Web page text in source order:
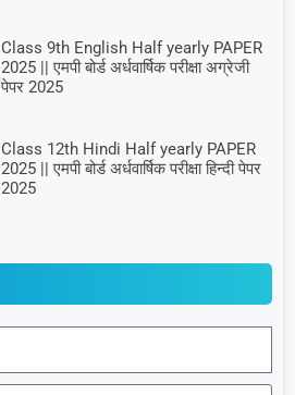
Class 9th English Half yearly PAPER
2025 || एमपी बोर्ड अर्धवार्षिक परीक्षा अग्रेजी
पेपर 2025
Class 12th Hindi Half yearly PAPER
2025 || एमपी बोर्ड अर्धवार्षिक परीक्षा हिन्दी पेपर
2025